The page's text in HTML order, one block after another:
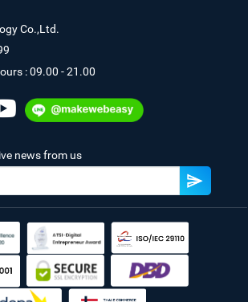
Co.,Ltd.
: 09.00 - 21.00
news from us